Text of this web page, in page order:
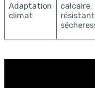
Adaptation
climat
calcaire,
résistant